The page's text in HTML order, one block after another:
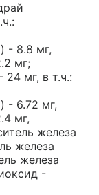
- 8.8 мг,
мг;
мг, в т.ч.:
- 6.72 мг,
мг,
железа
железа
железа
-